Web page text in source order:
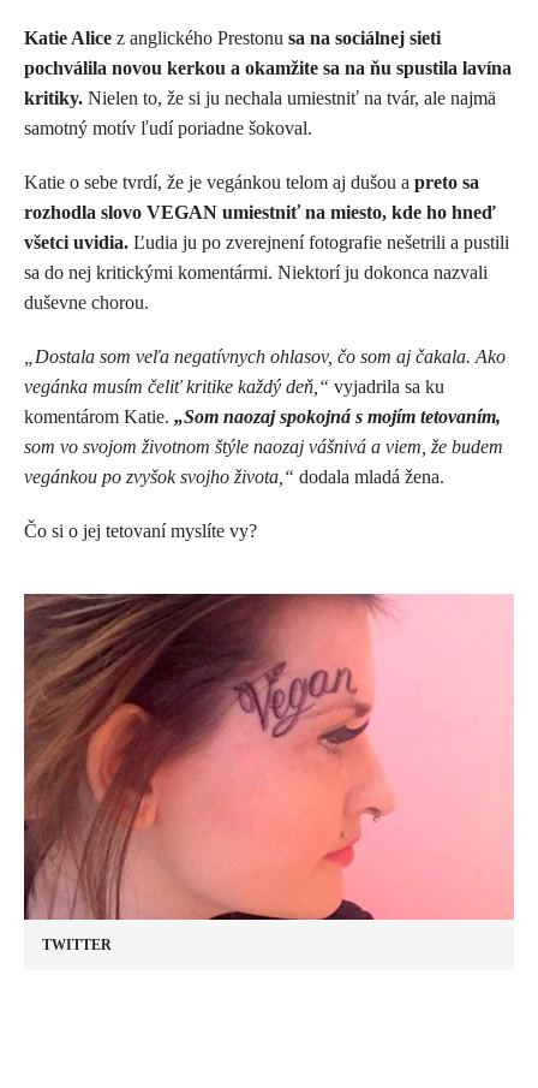
Katie Alice z anglického Prestonu sa na sociálnej sieti
pochválila novou kerkou a okamžite sa na ňu spustila lavína
kritiky. Nielen to, že si ju nechala umiestniť na tvár, ale najmä
samotný motív ľudí poriadne šokoval.
Katie o sebe tvrdí, že je vegánkou telom aj dušou a preto sa
rozhodla slovo VEGAN umiestniť na miesto, kde ho hneď
všetci uvidia. Ľudia ju po zverejnení fotografie nešetrili a pustili
sa do nej kritickými komentármi. Niektorí ju dokonca nazvali
duševne chorou.
„Dostala som veľa negatívnych ohlasov, čo som aj čakala. Ako
vegánka musím čeliť kritike každý deň,“ vyjadrila sa ku
komentárom Katie. „Som naozaj spokojná s mojím tetovaním,
som vo svojom životnom štýle naozaj vášnivá a viem, že budem
vegánkou po zvyšok svojho života,“ dodala mladá žena.
Čo si o jej tetovaní myslíte vy?
TWITTER